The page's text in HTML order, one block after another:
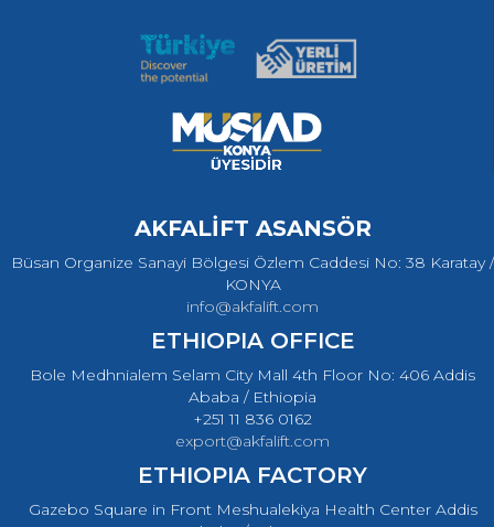
AKFALİFT ASANSÖR
Büsan Organize Sanayi Bölgesi Özlem Caddesi No: 38 Karatay /
KONYA
info@akfalift.com
ETHIOPIA OFFICE
Bole Medhnialem Selam City Mall 4th Floor No: 406 Addis
Ababa / Ethiopia
+251 11 836 0162
export@akfalift.com
ETHIOPIA FACTORY
Gazebo Square in Front Meshualekiya Health Center Addis